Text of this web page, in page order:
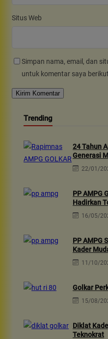
Situs Web
Simpan nama, email, dan
untuk komentar saya
Trending
24 Tahun
Generasi
2026 &
22/01/
PP AMPG
Hadirkan
16/05/
PP AMPG
Kader
11/10/
Golkar
15/08/
Diklat
Teknokrat